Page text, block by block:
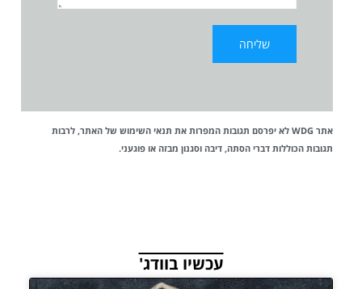
אתר WDG לא יפרסם תגובות המפרות את תנאי השימוש של האתר, לרבות
תגובות הכוללות דברי הסתה, דיבה וסגנון מבזה או פוגעני.
עכשיו בוודג'